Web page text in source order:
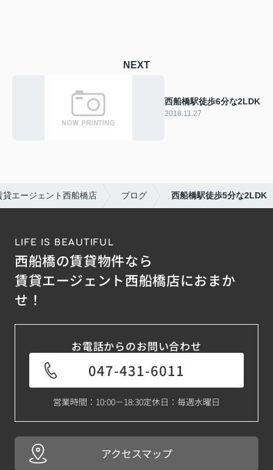
NEXT
西船橋駅徒歩6分な2LDK
2018.11.27
エージェント西船橋店 ブログ 西船橋駅徒歩5分な2LDK
LIFE IS BEAUTIFUL
西船橋の賃貸物件なら
賃貸エージェント西船橋店におまか
せ！
お電話からのお問い合わせ
047-431-6011
営業時間：10:00－18:30定休日：毎週水曜日
アクセスマップ